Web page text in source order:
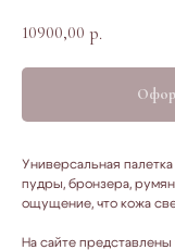
10900,00 р.
Универсальная
пудры, бронзера,
ощущение, что кожа
На сайте представлены